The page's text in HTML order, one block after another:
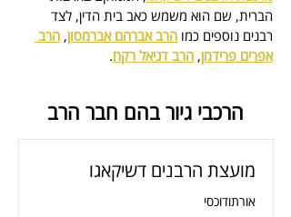
הברית, שם הוא משמש כאב בית הדין, לצד
רבנים נוספים כמו הרב אברהם אברמסון, הרב
אפרים פרידמן, הרב דניאל רקח.
הרכבי גיור בהם חבר הרב
מועצת הרבנים דשיקאגו
אורתודוכסי